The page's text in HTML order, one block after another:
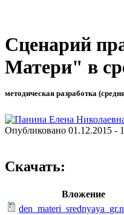
Сценарий
Матери" в
методическая разработка
Опубликовано 01.12.2015 -
Скачать:
Вложение